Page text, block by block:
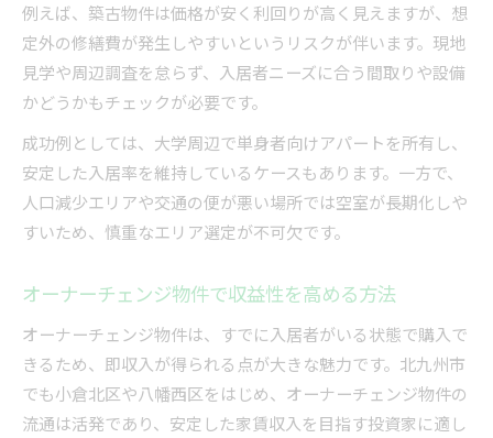
例えば、築古物件は価格が安く利回りが高く見えますが、想
定外の修繕費が発生しやすいというリスクが伴います。現地
見学や周辺調査を怠らず、入居者ニーズに合う間取りや設備
かどうかもチェックが必要です。
成功例としては、大学周辺で単身者向けアパートを所有し、
安定した入居率を維持しているケースもあります。一方で、
人口減少エリアや交通の便が悪い場所では空室が長期化しや
すいため、慎重なエリア選定が不可欠です。
オーナーチェンジ物件で収益性を高める方法
オーナーチェンジ物件は、すでに入居者がいる状態で購入で
きるため、即収入が得られる点が大きな魅力です。北九州市
でも小倉北区や八幡西区をはじめ、オーナーチェンジ物件の
流通は活発であり、安定した家賃収入を目指す投資家に適し